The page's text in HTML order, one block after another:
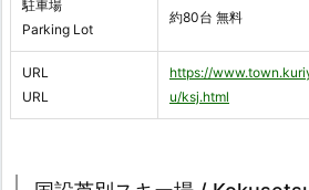
駐車場
Parking Lot
約80台 無料
URL
URL
https://
u/ksj.html